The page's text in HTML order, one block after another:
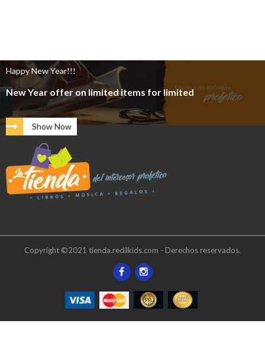
Happy New Year!!!
New Year offer on limited items for limited
Show Now
Copyright ©2021 tienda.redilkids.com - Derechos reservados.